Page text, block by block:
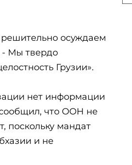
осуждаем
- Мы твердо
Грузии».
нет информации
сообщил, что ООН не
поскольку мандат
и не